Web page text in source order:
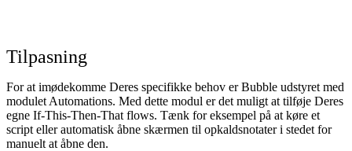
Tilpasning
For at imødekomme Deres specifikke behov er Bubble udstyret med
modulet Automations. Med dette modul er det muligt at tilføje Deres
egne If-This-Then-That flows. Tænk for eksempel på at køre et
script eller automatisk åbne skærmen til opkaldsnotater i stedet for
manuelt at åbne den.